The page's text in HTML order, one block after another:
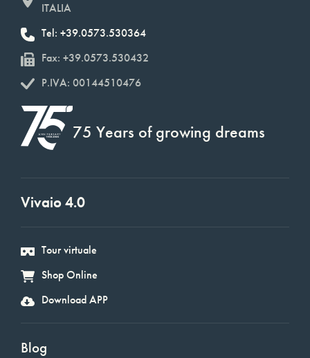
ITALIA
Tel: +39.0573.530364
Fax: +39.0573.530432
P.IVA: 00144510476
75 Years of growing dreams
Vivaio 4.0
Tour virtuale
Shop Online
Download APP
Blog